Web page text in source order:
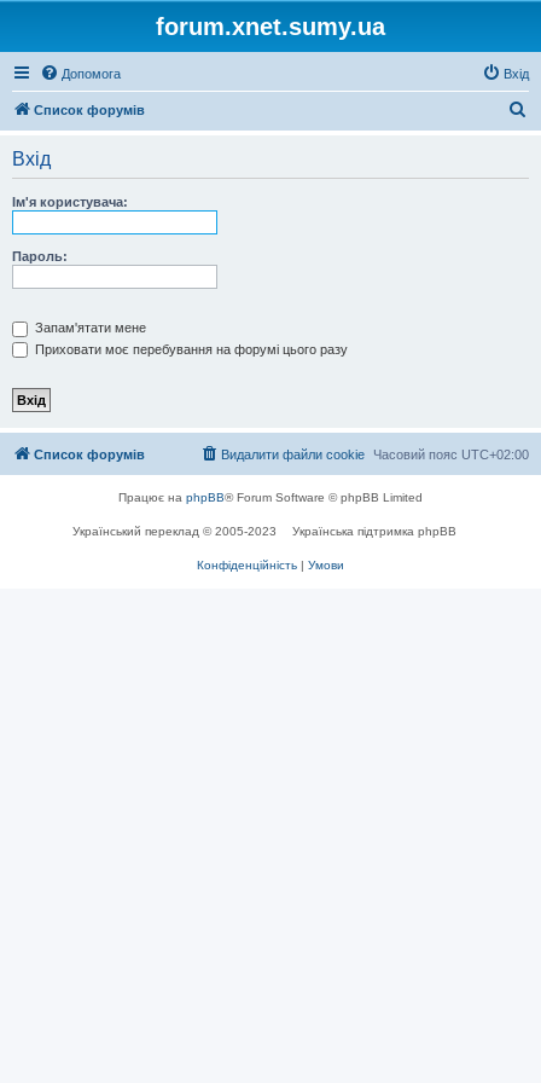
forum.xnet.sumy.ua
Допомога Вхід
Список форумів
Вхід
Ім'я користувача:
Пароль:
Запам'ятати мене
Приховати моє перебування на форумі цього разу
Список форумів Часовий пояс UTC+02:00
Видалити файли cookie
Працює на phpBB® Forum Software © phpBB Limited
Український переклад © 2005-2023 Українська підтримка phpBB
Конфіденційність | Умови